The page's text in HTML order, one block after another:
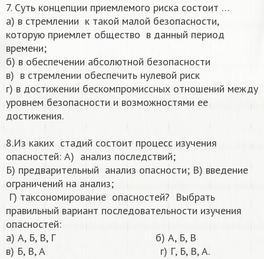
7. Суть концепции приемлемого риска состоит …
а) в стремлении к такой малой безопасности,
которую приемлет общество в данный период
времени;
б) в обеспечении абсолютной безопасности
в) в стремлении обеспечить нулевой риск
г) в достижении бескомпромиссных отношений между
уровнем безопасности и возможностями ее
достижения.
8.Из каких стадий состоит процесс изучения
опасностей: А) анализ последствий;
Б) предварительный анализ опасности; В) введение
ограничений на анализ;
Г) таксономирование опасностей? Выбрать
правильный вариант последовательности изучения
опасностей:
а) А, Б, В, Г б) А, Б, В
в) Б, В, А г) Г, Б, В, А.